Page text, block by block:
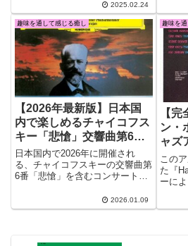
声進行の新たな概念 を確立した
画期的な技法であり、のちに数多
くのジャズミュージシャンが影響
を受けました。
2025.02.24
向上
は、
ちに
趣味を通して感じる癒し
【2026年最新版】日本国
内で楽しめるチャイコフス
キー「悲愴」交響曲第6番
コンサート情報 癒しの旋
律
日本国内で2026年に開催され
る、チャイコフスキーの交響曲第
6番「悲愴」を含むコンサート情
のコンサートで感じた感動を、再
び体験できる機会をご紹介しま
2026.01.09
趣味を
【
ン・
ャズ
この
た『
ーに
ます